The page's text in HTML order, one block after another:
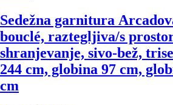
Sedežna garnitura
bouclé, raztegljiva/s
shranjevanje, sivo-bež,
244 cm, globina 97 cm,
cm